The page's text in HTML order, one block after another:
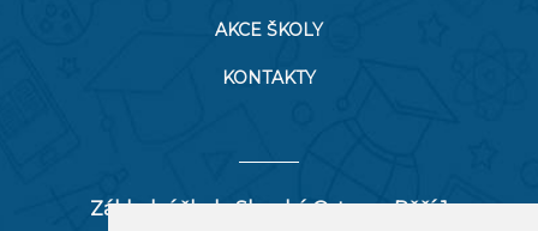
AKCE ŠKOLY
KONTAKTY
Základní škola Slezská Ostrava, Pěší 1